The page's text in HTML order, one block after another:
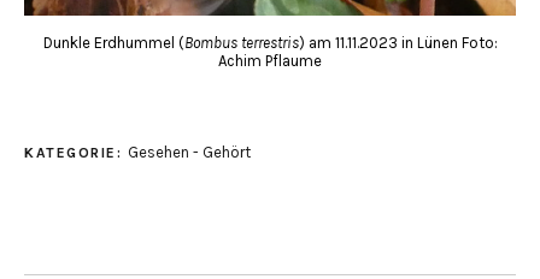
Dunkle Erdhummel (Bombus terrestris) am 11.11.2023 in Lünen Foto:
Achim Pflaume
KATEGORIE: Gesehen - Gehört